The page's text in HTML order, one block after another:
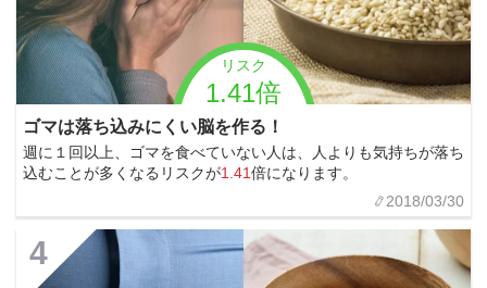
リスク
1.41倍
ゴマは落ち込みにくい脳を作る！
週に１回以上、ゴマを食べていない人は、人よりも気持ちが落ち
込むことが多くなるリスクが1.41倍になります。
2018/03/30
4